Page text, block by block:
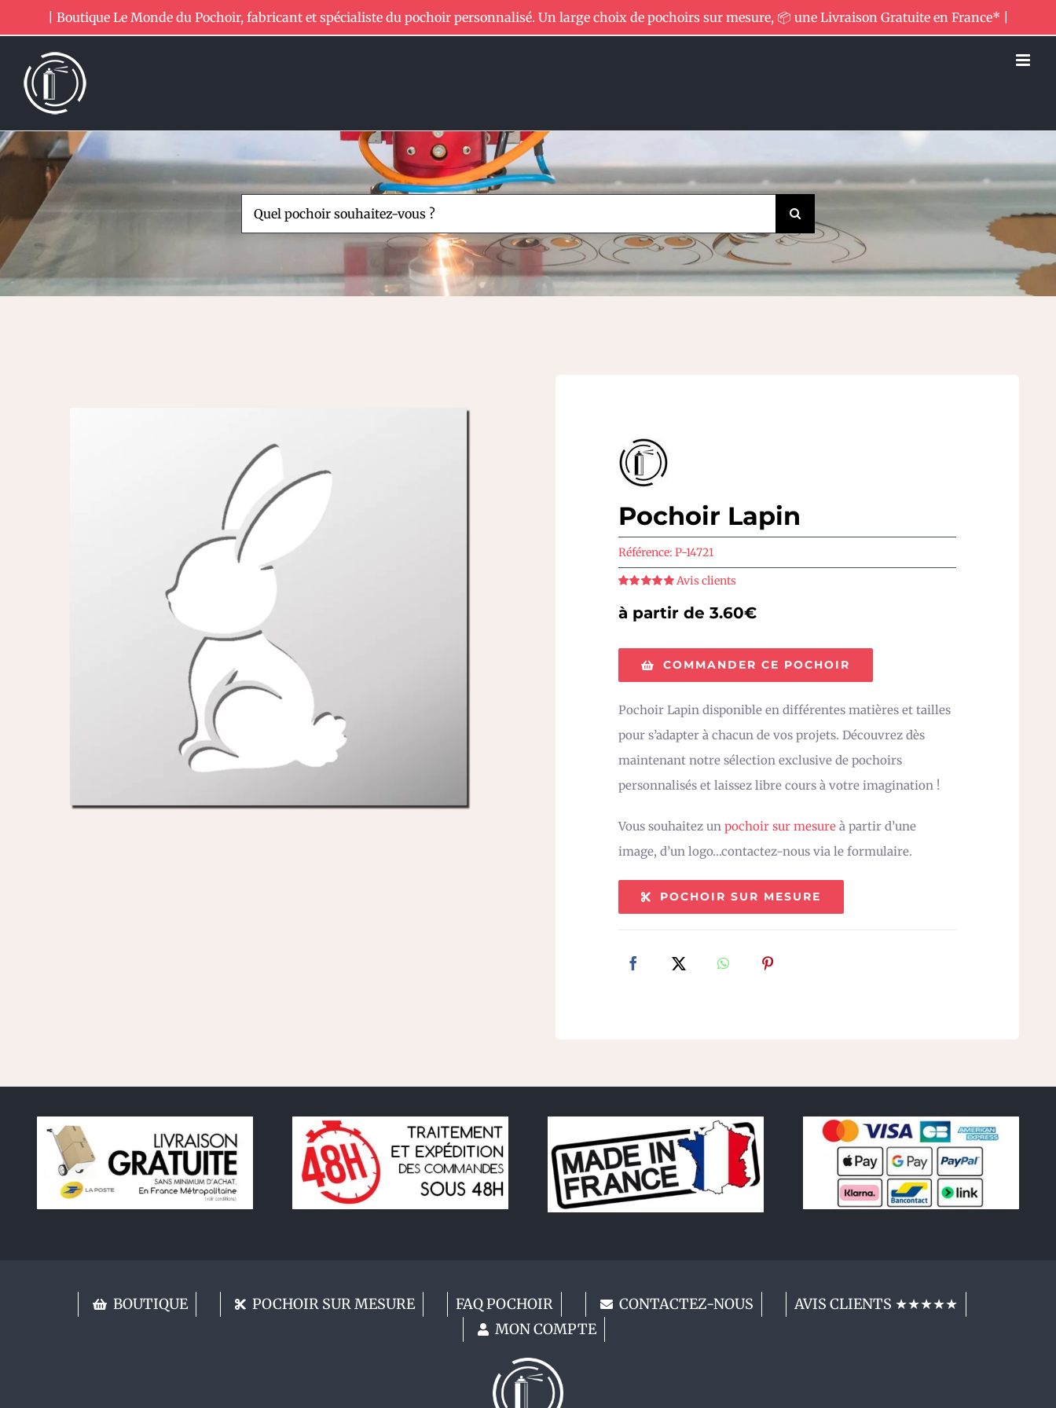
au
contenu
| Boutique Le Monde du Pochoir, fabricant et spécialiste du pochoir personnalisé. Un large choix de pochoirs sur mesure, 📦 une Livraison Gratuite en France* |
Rechercher:
Pochoir Lapin
Référence: P-14721
Avis clients
à partir de 3.60€
COMMANDER CE POCHOIR
Pochoir Lapin disponible en différentes matières et tailles
pour s’adapter à chacun de vos projets. Découvrez dès
maintenant notre sélection exclusive de pochoirs
personnalisés et laissez libre cours à votre imagination !
Vous souhaitez un pochoir sur mesure à partir d’une
image, d’un logo…contactez-nous via le formulaire.
POCHOIR SUR MESURE
BOUTIQUE POCHOIR SUR MESURE FAQ POCHOIR CONTACTEZ-NOUS
AVIS CLIENTS ★★★★★
MON COMPTE